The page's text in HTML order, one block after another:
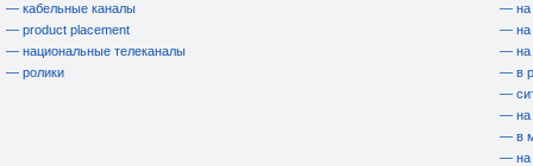
— кабельные каналы
— product placement
— национальные телеканалы
— ролики
— на
— на
— на
— в
—
— на
— в
— на